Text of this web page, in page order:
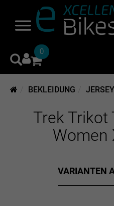
0
BEKLEIDUNG
Trek Trikot
Women
VARIANTEN